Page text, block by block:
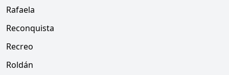
Rafaela
Reconquista
Recreo
Roldán